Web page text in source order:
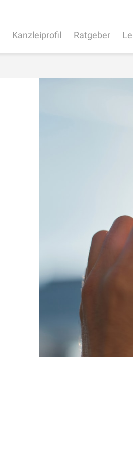
Kanzleiprofil Ratgeber